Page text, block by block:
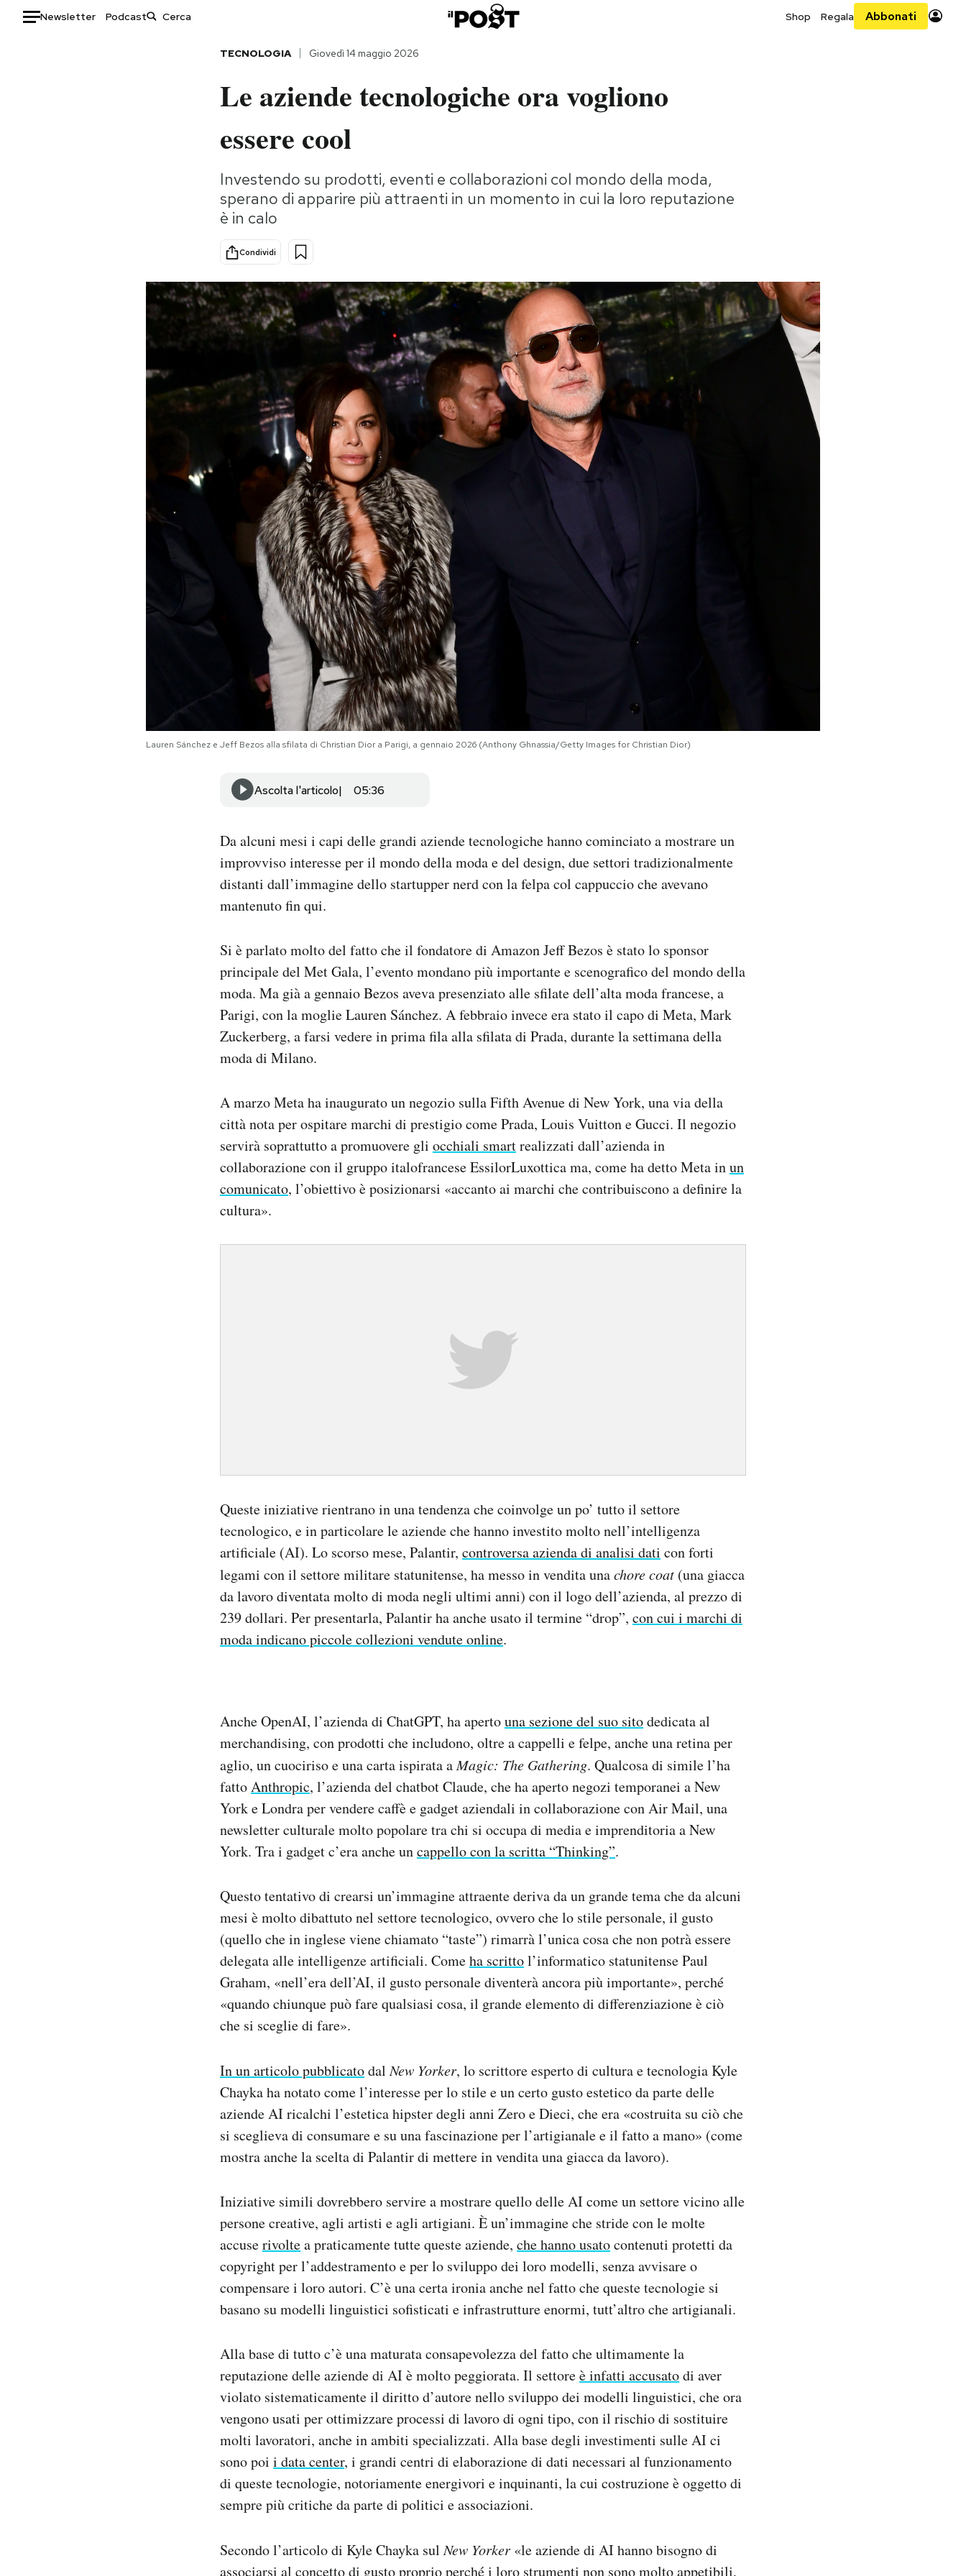
Newsletter Podcast Shop Regala Abbonati
Storie/Idee
Ok Boomer!
Mondiali calcio 2026
TECNOLOGIA Giovedì 14 maggio 2026
Le aziende tecnologiche ora vogliono
essere cool
Investendo su prodotti, eventi e collaborazioni col mondo della moda,
sperano di apparire più attraenti in un momento in cui la loro reputazione
è in calo
Condividi
Lauren Sánchez e Jeff Bezos alla sfilata di Christian Dior a Parigi, a gennaio 2026 (Anthony Ghnassia/Getty Images for Christian Dior)
Ascolta l'articolo 05:36
Da alcuni mesi i capi delle grandi aziende tecnologiche hanno cominciato a mostrare un
improvviso interesse per il mondo della moda e del design, due settori tradizionalmente
distanti dall’immagine dello startupper nerd con la felpa col cappuccio che avevano
mantenuto fin qui.
Si è parlato molto del fatto che il fondatore di Amazon Jeff Bezos è stato lo sponsor
principale del Met Gala, l’evento mondano più importante e scenografico del mondo della
moda. Ma già a gennaio Bezos aveva presenziato alle sfilate dell’alta moda francese, a
Parigi, con la moglie Lauren Sánchez. A febbraio invece era stato il capo di Meta, Mark
Zuckerberg, a farsi vedere in prima fila alla sfilata di Prada, durante la settimana della
moda di Milano.
A marzo Meta ha inaugurato un negozio sulla Fifth Avenue di New York, una via della
città nota per ospitare marchi di prestigio come Prada, Louis Vuitton e Gucci. Il negozio
servirà soprattutto a promuovere gli occhiali smartrealizzati dall’azienda in
collaborazione con il gruppo italofrancese EssilorLuxottica ma, come ha detto Meta inun
comunicato, l’obiettivo è posizionarsi «accanto ai marchi che contribuiscono a definire la
cultura».
Queste iniziative rientrano in una tendenza che coinvolge un po’ tutto il settore
tecnologico, e in particolare le aziende che hanno investito molto nell’intelligenza
artificiale (AI). Lo scorso mese, Palantir, controversa azienda di analisi dati con forti
legami con il settore militare statunitense, ha messo in vendita unachore coat (una giacca
da lavoro diventata molto di moda negli ultimi anni) con il logo dell’azienda, al prezzo di
239 dollari. Per presentarla, Palantir ha anche usato il termine “drop”, con cui i marchi di
moda indicano piccole collezioni vendute online.
Anche OpenAI, l’azienda di ChatGPT, ha apertouna sezione del suo sitodedicata al
merchandising, con prodotti che includono, oltre a cappelli e felpe, anche una retina per
aglio, un cuociriso e una carta ispirata aMagic: The Gathering. Qualcosa di simile l’ha
fattoAnthropic, l’azienda del chatbot Claude, che ha aperto negozi temporanei a New
York e Londra per vendere caffè e gadget aziendali in collaborazione con Air Mail, una
newsletter culturale molto popolare tra chi si occupa di media e imprenditoria a New
York. Tra i gadget c’era anche uncappello con la scritta “Thinking”.
Questo tentativo di crearsi un’immagine attraente deriva da un grande tema che da alcuni
mesi è molto dibattuto nel settore tecnologico, ovvero che lo stile personale, il gusto
(quello che in inglese viene chiamato “taste”) rimarrà l’unica cosa che non potrà essere
delegata alle intelligenze artificiali. Comeha scrittol’informatico statunitense Paul
Graham, «nell’era dell’AI, il gusto personale diventerà ancora più importante», perché
«quando chiunque può fare qualsiasi cosa, il grande elemento di differenziazione è ciò
che si sceglie di fare».
In un articolo pubblicatodalNew Yorker, lo scrittore esperto di cultura e tecnologia Kyle
Chayka ha notato come l’interesse per lo stile e un certo gusto estetico da parte delle
aziende AI ricalchi l’estetica hipster degli anni Zero e Dieci, che era «costruita su ciò che
si sceglieva di consumare e su una fascinazione per l’artigianale e il fatto a mano» (come
mostra anche la scelta di Palantir di mettere in vendita una giacca da lavoro).
Iniziative simili dovrebbero servire a mostrare quello delle AI come un settore vicino alle
persone creative, agli artisti e agli artigiani. È un’immagine che stride con le molte
accuserivoltea praticamente tutte queste aziende, che hanno usatocontenuti protetti da
copyright per l’addestramento e per lo sviluppo dei loro modelli, senza avvisare o
compensare i loro autori. C’è una certa ironia anche nel fatto che queste tecnologie si
basano su modelli linguistici sofisticati e infrastrutture enormi, tutt’altro che artigianali.
Alla base di tutto c’è una maturata consapevolezza del fatto che ultimamente la
reputazione delle aziende di AI è molto peggiorata. Il settoreè infatti accusatodi aver
violato sistematicamente il diritto d’autore nello sviluppo dei modelli linguistici, che ora
vengono usati per ottimizzare processi di lavoro di ogni tipo, con il rischio di sostituire
molti lavoratori, anche in ambiti specializzati. Alla base degli investimenti sulle AI ci
sono poi i data center, i grandi centri di elaborazione di dati necessari al funzionamento
di queste tecnologie, notoriamente energivori e inquinanti, la cui costruzione è oggetto di
sempre più critiche da parte di politici e associazioni.
Secondo l’articolo di Kyle Chayka sulNew Yorker «le aziende di AI hanno bisogno di
associarsi al concetto di gusto proprio perché i loro strumenti non sono molto appetibili,